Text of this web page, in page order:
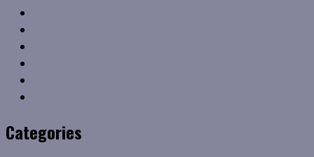
Categories